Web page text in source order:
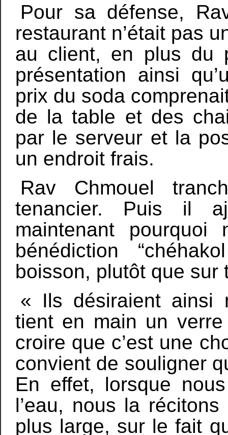
Pour sa défense,
restaurant n’était pas
au client, en plus du
présentation ainsi
prix du soda
de la table et des
par le serveur et la
un endroit frais.
Rav Chmouel
tenancier. Puis il
maintenant
bénédiction
boisson, plutôt que sur
« Ils désiraient ainsi
tient en main un verre
croire que c’est une
convient de souligner
En effet, lorsque
l’eau, nous la
plus large, sur le fait